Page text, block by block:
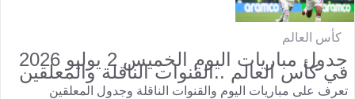
كأس العالم
جدول مباريات اليوم الخميس 2 يوليو 2026
في كأس العالم ..القنوات الناقلة والمعلقين
تعرف على مباريات اليوم والقنوات الناقلة وجدول المعلقين